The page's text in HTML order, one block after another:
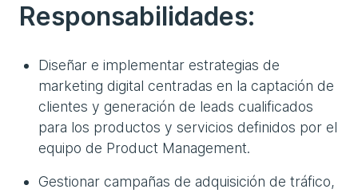
Responsabilidades:
Diseñar e implementar estrategias de
marketing digital centradas en la captación de
clientes y generación de leads cualificados
para los productos y servicios definidos por el
equipo de Product Management.
Gestionar campañas de adquisición de tráfico,